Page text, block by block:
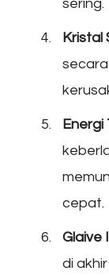
sering.
Kristal
cepat.
Glaive
di